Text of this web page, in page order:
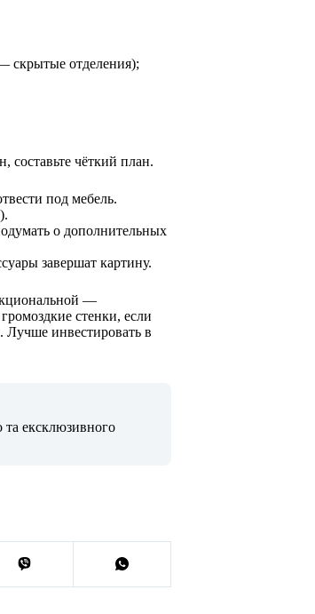
скрытые отделения);
составьте чёткий план.
под мебель.
о дополнительных
завершат картину.
—
стенки, если
Лучше инвестировать в
та ексклюзивного